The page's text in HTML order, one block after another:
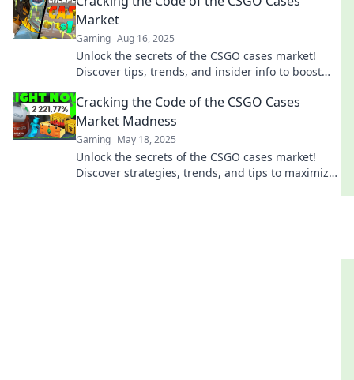
Market
Gaming Aug 16, 2025
Unlock the secrets of the CSGO cases market!
Discover tips, trends, and insider info to boost
Cracking the Code of the CSGO Cases
Market Madness
Gaming May 18, 2025
Unlock the secrets of the CSGO cases market!
Discover strategies, trends, and tips to maximize